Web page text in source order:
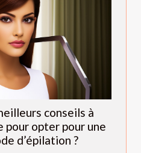
conseils à
pour opter pour une
d’épilation ?